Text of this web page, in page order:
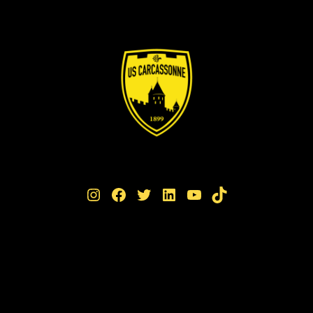
Instagram Facebook Twitter LinkedIn YouTube TikTok